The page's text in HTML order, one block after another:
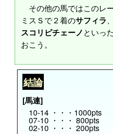
その他の馬ではこのレ
ミスＳで２着のサフィラ
スコリピチェーノといっ
おこう。
結論
[馬連]
10-14 ・・・1000pts
07-10 ・・・ 800pts
02-10 ・・・ 200pts